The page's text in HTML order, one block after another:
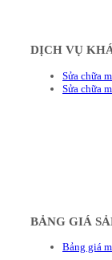
DỊCH VỤ
Sửa chữa
Sửa chữa
BẢNG GIÁ
Bảng giá